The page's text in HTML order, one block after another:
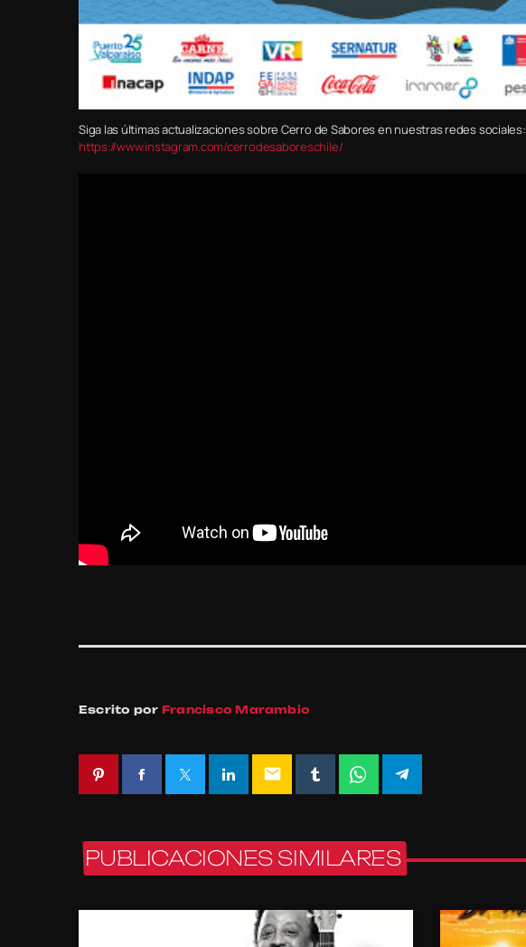
Siga las últimas actualizaciones sobre Cerro de Sabores en nuestras redes sociales:
https://www.instagram.com/cerrodesaboreschile/
Escrito por Francisco Marambio
email
PUBLICACIONES SIMILARES